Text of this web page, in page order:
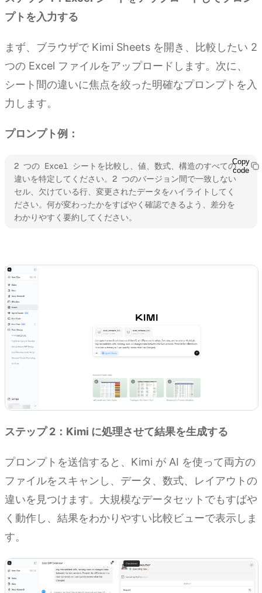
プトを入力する
まず、ブラウザで Kimi Sheets を開き、比較したい 2
つの Excel ファイルをアップロードします。次に、
シート間の違いに焦点を絞った明確なプロンプトを入
力します。
プロンプト例：
2 つの Excel シートを比較し、値、数式、構造のすべての
違いを特定してください。2 つのバージョン間で一致しない
セル、欠けている行、変更されたデータをハイライトしてく
ださい。何が変わったかをすばやく確認できるよう、差分を
わかりやすく要約してください。
Copy
code
ステップ 2：Kimi に処理させて結果を生成する
プロンプトを送信すると、Kimi が AI を使って両方の
ファイルをスキャンし、データ、数式、レイアウトの
違いを見つけます。大規模なデータセットでもすばや
く動作し、結果をわかりやすい比較ビューで表示しま
す。